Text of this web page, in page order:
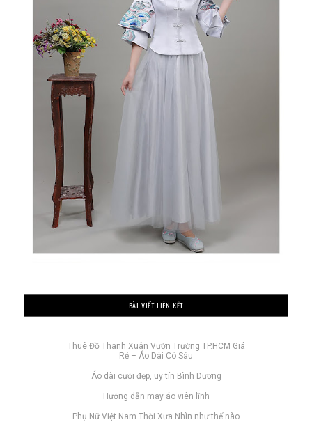
BÀI VIẾT LIÊN KẾT
Thuê Đồ Thanh Xuân Vườn Trường TP.HCM Giá
Rẻ – Áo Dài Cô Sáu
Áo dài cưới đẹp, uy tín Bình Dương
Hướng dẫn may áo viên lĩnh
Phụ Nữ Việt Nam Thời Xưa Nhìn như thế nào